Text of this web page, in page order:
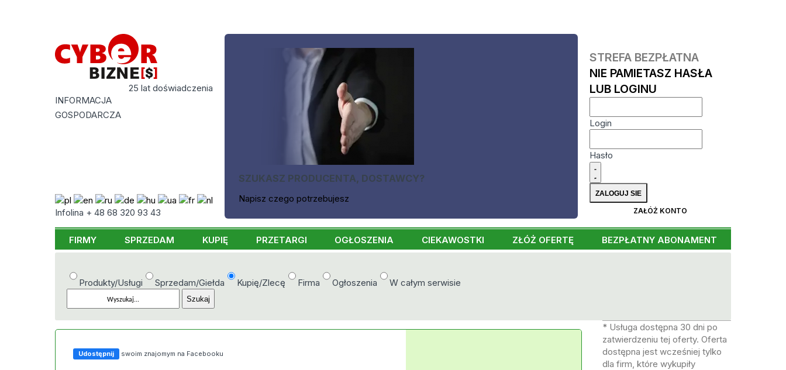
25 lat doświadczenia
INFORMACJA
GOSPODARCZA
Infolina + 48 68 320 93 43
SZUKASZ PRODUCENTA, DOSTAWCY?
Napisz czego potrzebujesz
STREFA BEZPŁATNA
NIE PAMIETASZ HASŁA
LUB LOGINU
Login
Hasło
ZAŁÓŻ KONTO
FIRMY SPRZEDAM KUPIĘ PRZETARGI OGŁOSZENIA CIEKAWOSTKI ZŁÓŻ OFERTĘ BEZPŁATNY ABONAMENT
Produkty/Usługi Sprzedam/Giełda Kupię/Zlecę Firma Ogłoszenia W całym serwisie
Udostępnij swoim znajomym na Facebooku
* Usługa dostępna 30 dni po
zatwierdzeniu tej oferty. Oferta
dostępna jest wcześniej tylko
dla firm, które wykupiły